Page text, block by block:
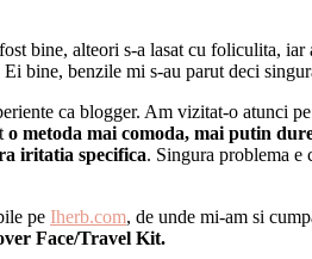
bine, alteori s-a lasat cu foliculita,
bine, benzile mi s-au parut deci
ca blogger. Am vizitat-o atunci pe
o metoda mai comoda, mai putin
iritatia specifica. Singura problema e
pe Iherb.com, de unde mi-am si
Face/Travel Kit.